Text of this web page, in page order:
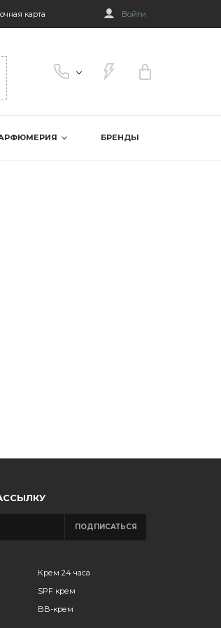
карта Войти
БРЕНДЫ
ПОДПИСАТЬСЯ
Крем 24 часа
SPF крем
BB-крем